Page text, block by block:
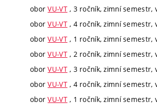
oborVU-VT, 3 ročník, zimní semestr,
oborVU-VT, 4 ročník, zimní semestr,
oborVU-VT, 1 ročník, zimní semestr,
oborVU-VT, 2 ročník, zimní semestr,
oborVU-VT, 3 ročník, zimní semestr,
oborVU-VT, 4 ročník, zimní semestr,
oborVU-VT, 1 ročník, zimní semestr,